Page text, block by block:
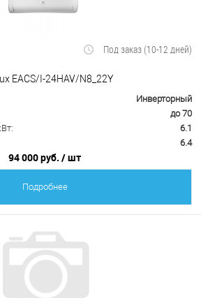
Под заказ (10-12 дней)
EACS/I-24HAV/N8_22Y
Инверторный
до 70
6.1
6.4
94 000 руб. / шт
Подробнее